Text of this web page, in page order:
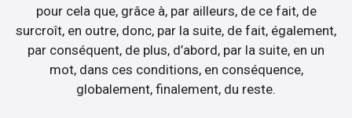
pour cela que, grâce à, par ailleurs, de ce fait, de
surcroît, en outre, donc, par la suite, de fait, également,
par conséquent, de plus, d’abord, par la suite, en un
mot, dans ces conditions, en conséquence,
globalement, finalement, du reste.